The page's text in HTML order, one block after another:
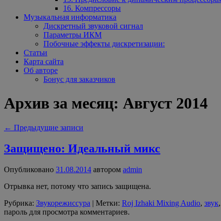
16. Компрессоры
Музыкальная информатика
Дискретный звуковой сигнал
Параметры ИКМ
Побочные эффекты дискретизации:
Статьи
Карта сайта
Об авторе
Бонус для заказчиков
Архив за месяц: Август 2014
← Предыдущие записи
Защищено: Идеальный микс
Опубликовано 31.08.2014 автором admin
Отрывка нет, потому что запись защищена.
Рубрика: Звукорежиссура | Метки: Roj Izhaki Mixing Audio, звук,
пароль для просмотра комментариев.